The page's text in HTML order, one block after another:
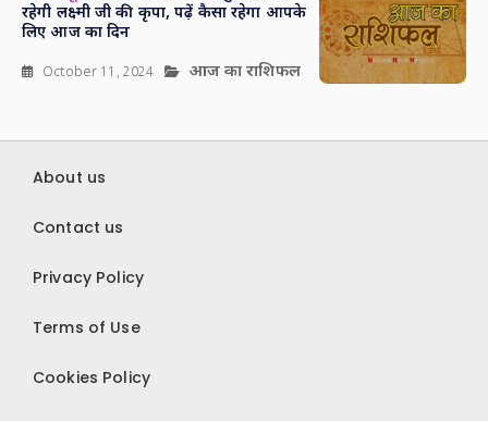
रहेगी लक्ष्मी जी की कृपा, पढ़ें कैसा रहेगा आपके
लिए आज का दिन
October 11, 2024 आज का राशिफल
About us
Contact us
Privacy Policy
Terms of Use
Cookies Policy